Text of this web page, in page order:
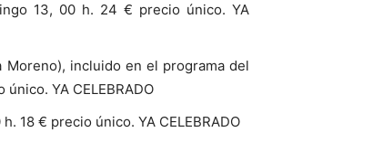
13, 00 h. 24 € precio único. YA
Moreno), incluido en el programa del
YA CELEBRADO
18 € precio único. YA CELEBRADO